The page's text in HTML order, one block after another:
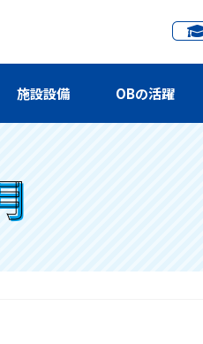
施設設備 OBの活躍